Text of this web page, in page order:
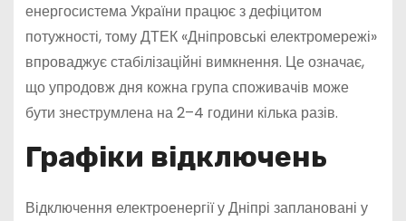
енергосистема України працює з дефіцитом
потужності, тому ДТЕК «Дніпровські електромережі»
впроваджує стабілізаційні вимкнення. Це означає,
що упродовж дня кожна група споживачів може
бути знеструмлена на 2–4 години кілька разів.
Графіки відключень
Відключення електроенергії у Дніпрі заплановані у